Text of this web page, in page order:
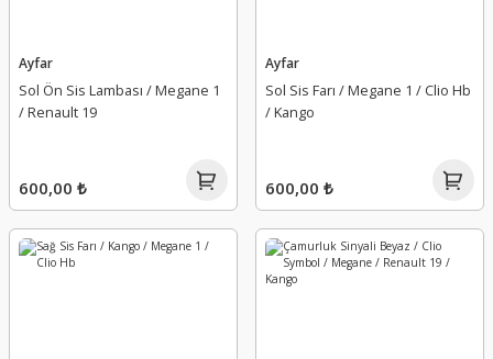
Ayfar
Sol Ön Sis Lambası / Megane 1
/ Renault 19
600,00 ₺
Ayfar
Sol Sis Farı / Megane 1 / Clio Hb
/ Kango
600,00 ₺